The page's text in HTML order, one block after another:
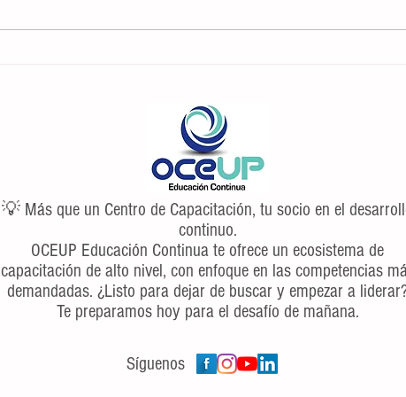
💡 Más que un Centro de Capacitación, tu socio en el
continuo.
OCEUP Educación Continua te ofrece un ecosistema de
capacitación de alto nivel, con enfoque en las competencias
demandadas. ¿Listo para dejar de buscar y empezar a
Te preparamos hoy para el desafío de mañana.
Síguenos